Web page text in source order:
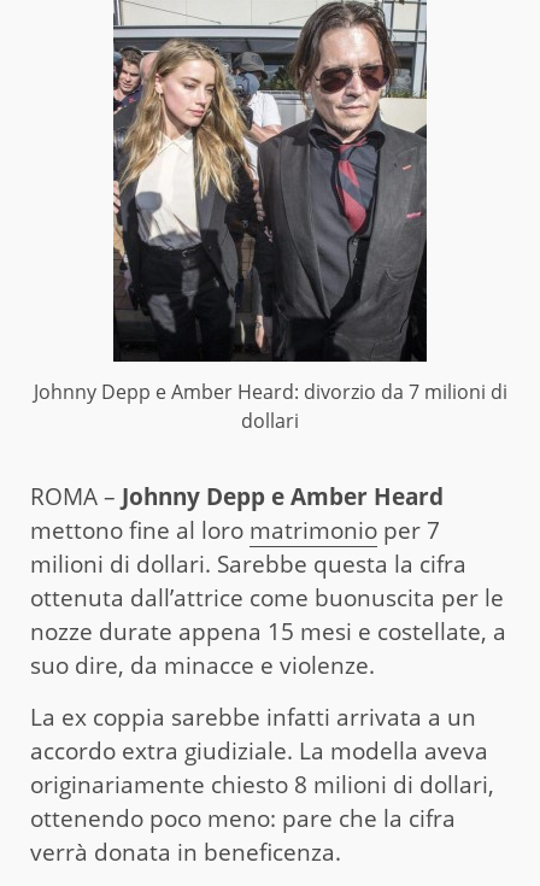
Johnny Depp e Amber Heard: divorzio da 7 milioni di
dollari
ROMA – Johnny Depp e Amber Heard
mettono fine al loro matrimonio per 7
milioni di dollari. Sarebbe questa la cifra
ottenuta dall’attrice come buonuscita per le
nozze durate appena 15 mesi e costellate, a
suo dire, da minacce e violenze.
La ex coppia sarebbe infatti arrivata a un
accordo extra giudiziale. La modella aveva
originariamente chiesto 8 milioni di dollari,
ottenendo poco meno: pare che la cifra
verrà donata in beneficenza.